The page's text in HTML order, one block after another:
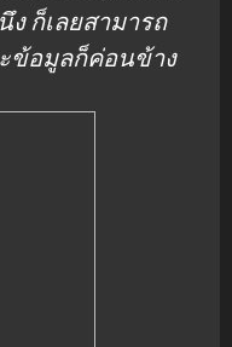
ก็เลยสามารถ
ข้อมูลก็ค่อนข้าง